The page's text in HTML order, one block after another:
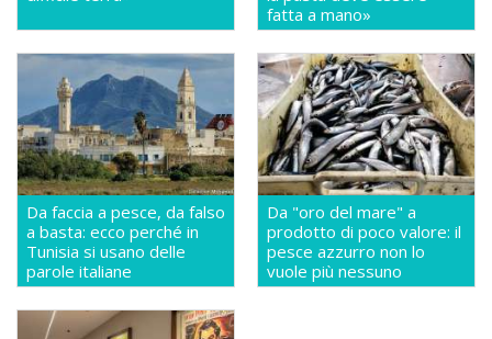
fatta a mano»
Da faccia a pesce, da falso
a basta: ecco perché in
Tunisia si usano delle
parole italiane
Da "oro del mare" a
prodotto di poco valore: il
pesce azzurro non lo
vuole più nessuno